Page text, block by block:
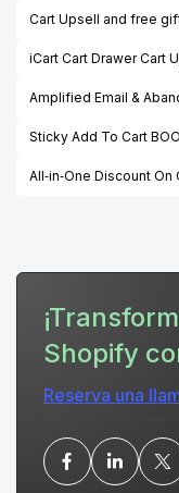
Cart Upsell and free
iCart Cart Drawer Cart
Amplified Email &
Sticky Add To Cart
All‑in‑One Discount On
Shopify
Reserva una